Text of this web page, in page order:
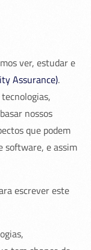
ver, estudar e
Assurance).
nossos
que podem
software, e assim
escrever este